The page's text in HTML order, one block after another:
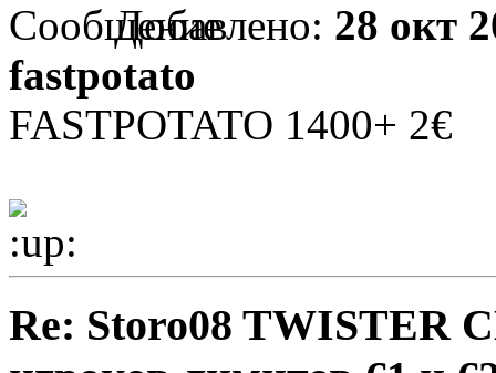
Добавлено: 28 окт
fastpotato
FASTPOTATO 1400+ 2€
Re: Storo08 TWISTER